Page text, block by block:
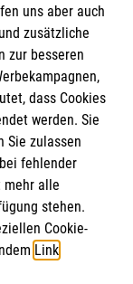
uns aber auch
zusätzliche
zur besseren
dass Cookies
werden. Sie
Sie zulassen
fehlender
mehr alle
stehen.
Cookie-
Link.